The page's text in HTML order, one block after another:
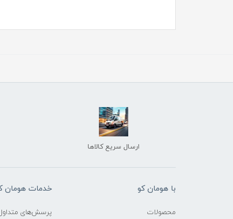
ارسال سریع کالاها
با هومان کو
محصولات
خدمات هومان
پرسش‌های